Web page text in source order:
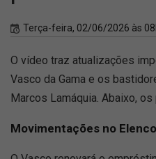
Terça-feira, 02/06/2026 às
O vídeo traz atualizações
Vasco da Gama e os
Marcos Lamáquia. Abaixo,
Movimentações no Elenco